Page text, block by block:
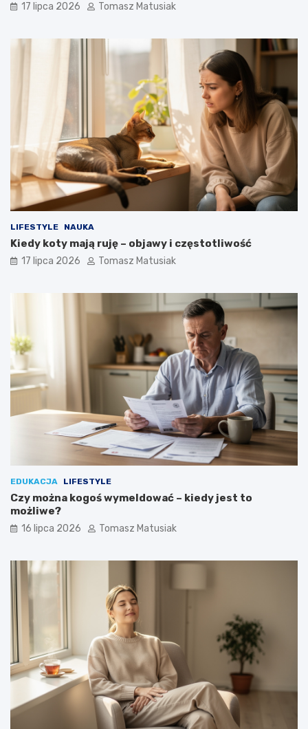
17 lipca 2026 Tomasz Matusiak
LIFESTYLE NAUKA
Kiedy koty mają ruję – objawy i częstotliwość
17 lipca 2026 Tomasz Matusiak
EDUKACJA LIFESTYLE
Czy można kogoś wymeldować – kiedy jest to
możliwe?
16 lipca 2026 Tomasz Matusiak